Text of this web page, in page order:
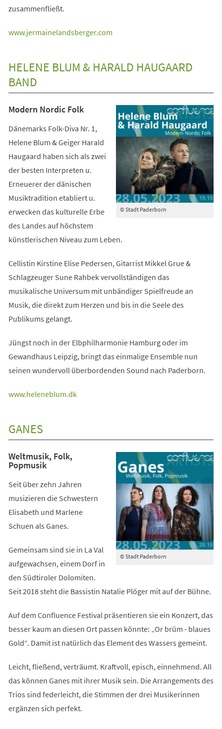
zusammenfließt.
www.jermainelandsberger.com
(Öffnet
neuen
Tab)
HELENE BLUM & HARALD HAUGAARD
BAND
© Stadt Paderborn
Modern Nordic Folk
Dänemarks Folk-Diva Nr. 1,
Helene Blum & Geiger Harald
Haugaard haben sich als zwei
der besten Interpreten u.
Erneuerer der dänischen
Musiktradition etabliert u.
erwecken das kulturelle Erbe
des Landes auf höchstem
künstlerischen Niveau zum Leben.
Cellistin Kirstine Elise Pedersen, Gitarrist Mikkel Grue &
Schlagzeuger Sune Rahbek vervollständigen das
musikalische Universum mit unbändiger Spielfreude an
Musik, die direkt zum Herzen und bis in die Seele des
Publikums gelangt.
Jüngst noch in der Elbphilharmonie Hamburg oder im
Gewandhaus Leipzig, bringt das einmalige Ensemble nun
seinen wundervoll überbordenden Sound nach Paderborn.
www.heleneblum.dk
(Öffnet
neuen
GANES
© Stadt Paderborn
Weltmusik, Folk,
Popmusik
Seit über zehn Jahren
musizieren die Schwestern
Elisabeth und Marlene
Schuen als Ganes.
Gemeinsam sind sie in La Val
aufgewachsen, einem Dorf in
den Südtiroler Dolomiten.
Seit 2018 steht die Bassistin Natalie Plöger mit auf der Bühne.
Auf dem Confluence Festival präsentieren sie ein Konzert, das
besser kaum an diesen Ort passen könnte: „Or brüm - blaues
Gold“. Damit ist natürlich das Element des Wassers gemeint.
Leicht, fließend, verträumt. Kraftvoll, episch, einnehmend. All
das können Ganes mit ihrer Musik sein. Die Arrangements des
Trios sind federleicht, die Stimmen der drei Musikerinnen
ergänzen sich perfekt.